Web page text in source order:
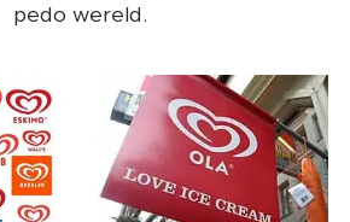
pedo wereld.